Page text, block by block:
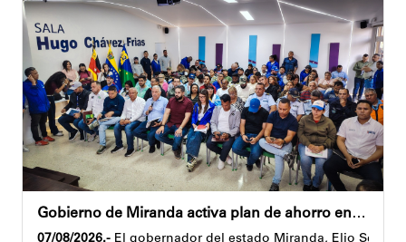
Gobierno de Miranda activa plan de ahorro energético en la entidad
07/08/2026.- El gobernador del estado Miranda, Elio